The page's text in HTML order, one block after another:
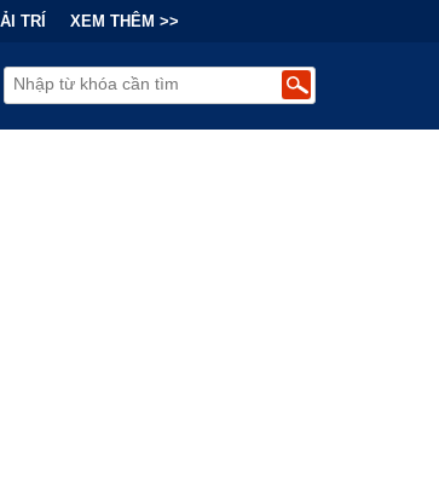
TRÍ XEM THÊM >>